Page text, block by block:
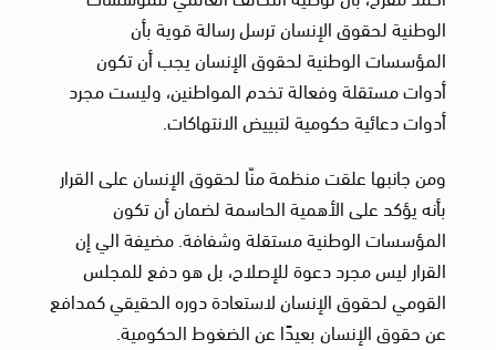
الوطنية لحقوق الإنسان ترسل رسالة قوية بأن
المؤسسات الوطنية لحقوق الإنسان يجب أن تكون
أدوات مستقلة وفعالة تخدم المواطنين، وليست مجرد
أدوات دعائية حكومية لتبييض الانتهاكات.
ومن جانبها علقت منظمة منّا لحقوق الإنسان على القرار
بأنه يؤكد على الأهمية الحاسمة لضمان أن تكون
المؤسسات الوطنية مستقلة وشفافة. مضيفة الي إن
القرار ليس مجرد دعوة للإصلاح، بل هو دفع للمجلس
القومي لحقوق الإنسان لاستعادة دوره الحقيقي كمدافع
عن حقوق الإنسان بعيدًا عن الضغوط الحكومية.